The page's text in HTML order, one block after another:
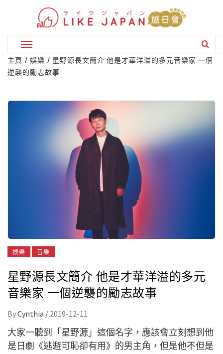
Primary
Menu
主頁 娛樂
星野源長文簡介 他是才華洋溢的多元音樂家 一個
逆襲的勵志故事
娛樂 音樂
星野源長文簡介 他是才華洋溢的多元
音樂家 一個逆襲的勵志故事
ByCynthia / 2019-12-11
大家一聽到「星野源」這個名字，應該會立刻想到他
是日劇《逃避可恥卻有用》的男主角，但是他不但是